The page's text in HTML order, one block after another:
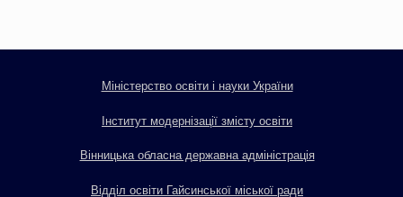
Міністерство освіти і науки України
Інститут модернізації змісту освіти
Вінницька обласна державна адміністрація
Відділ освіти Гайсинської міської ради